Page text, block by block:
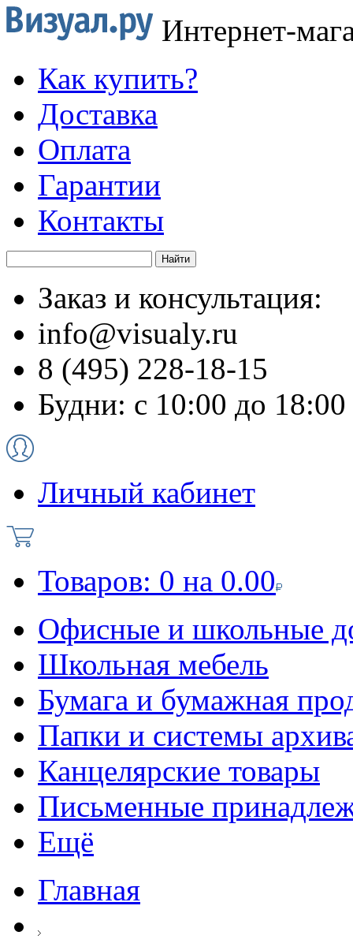
Интернет-
Как купить?
Доставка
Оплата
Гарантии
Контакты
Заказ и консультация:
info@visualy.ru
8 (495) 228-18-15
Будни: с 10:00 до 18:00
Личный кабинет
Товаров: 0 на 0.00
Офисные и школьные
Школьная мебель
Бумага и бумажная
Папки и системы
Канцелярские товары
Письменные
Ещё
Главная